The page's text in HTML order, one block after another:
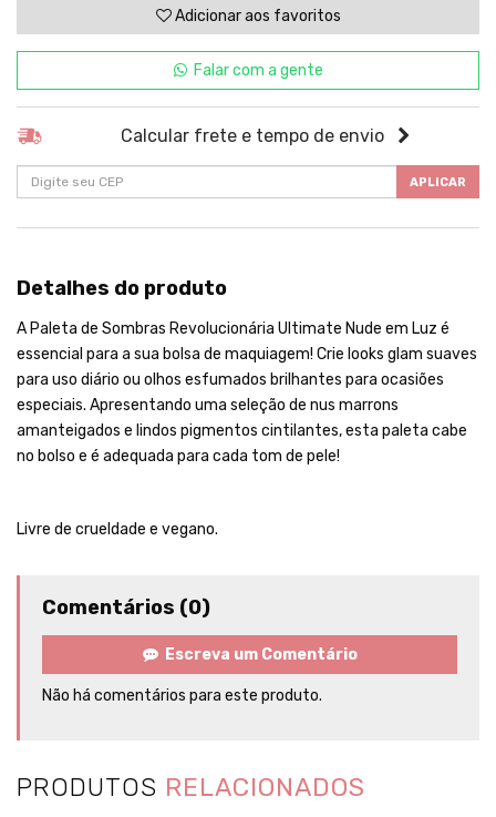
Adicionar aos favoritos
Falar com a gente
Calcular frete e tempo de envio
APLICAR
Detalhes do produto
A Paleta de Sombras Revolucionária Ultimate Nude em Luz é
essencial para a sua bolsa de maquiagem! Crie looks glam suaves
para uso diário ou olhos esfumados brilhantes para ocasiões
especiais. Apresentando uma seleção de nus marrons
amanteigados e lindos pigmentos cintilantes, esta paleta cabe
no bolso e é adequada para cada tom de pele!
Livre de crueldade e vegano.
Comentários (0)
Escreva um Comentário
Não há comentários para este produto.
PRODUTOS RELACIONADOS